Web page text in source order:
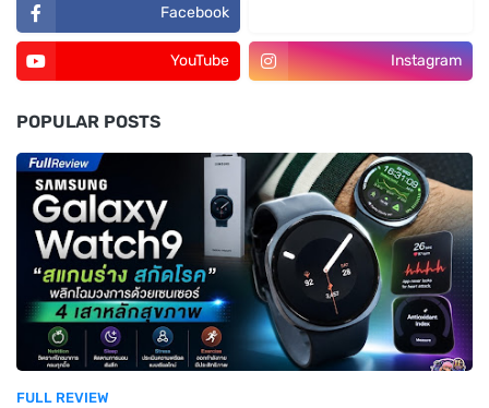
Facebook
YouTube Instagram
POPULAR POSTS
FULL REVIEW